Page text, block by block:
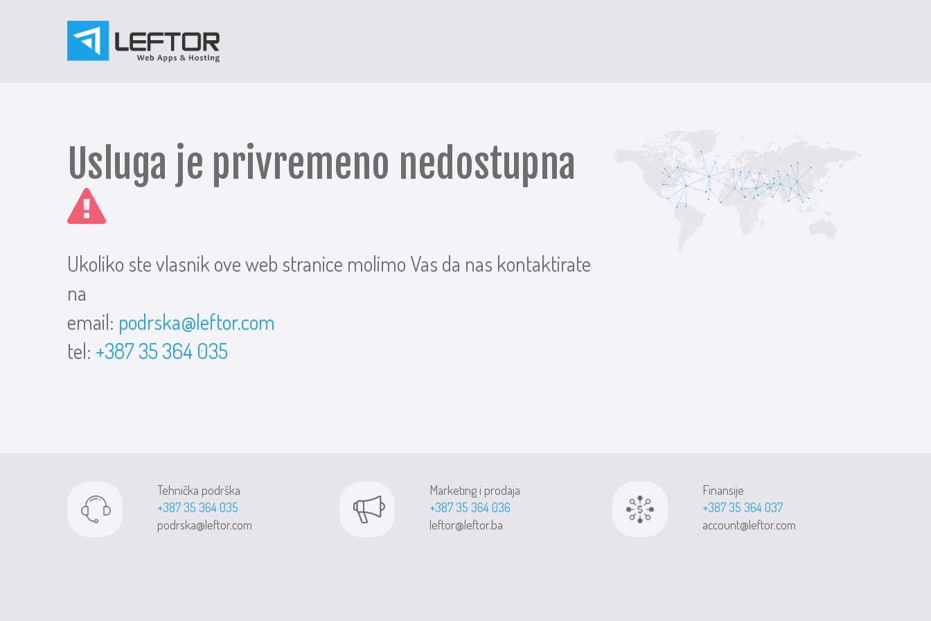
Usluga je privremeno nedostupna
Ukoliko ste vlasnik ove web stranice molimo Vas da nas kontaktirate
na
email: podrska@leftor.com
tel: +387 35 364 035
Tehnička podrška
+387 35 364 035
podrska@leftor.com
Marketing i prodaja
+387 35 364 036
leftor@leftor.ba
Finansije
+387 35 364 037
account@leftor.com